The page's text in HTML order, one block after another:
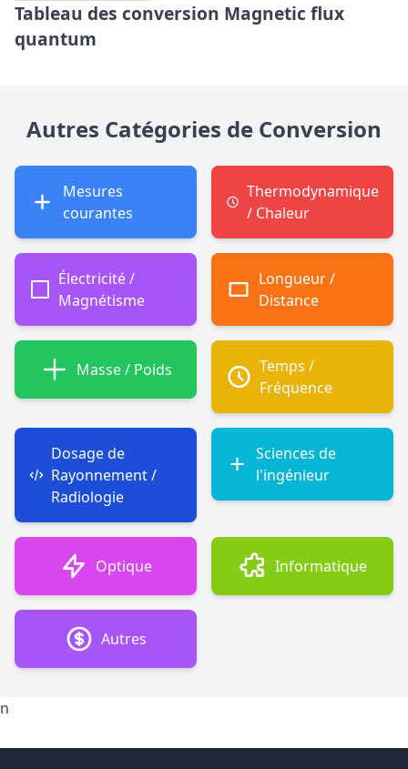
Tableau des conversion Magnetic flux
quantum
Autres Catégories de Conversion
Mesures
courantes
Thermodynamique
/ Chaleur
Électricité /
Magnétisme
Longueur /
Distance
Masse / Poids
Temps /
Fréquence
Dosage de
Rayonnement /
Radiologie
Sciences de
l'ingénieur
Optique Informatique
Autres
n